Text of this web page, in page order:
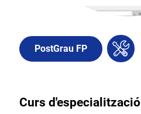
PostGrau FP
Curs d'especialització